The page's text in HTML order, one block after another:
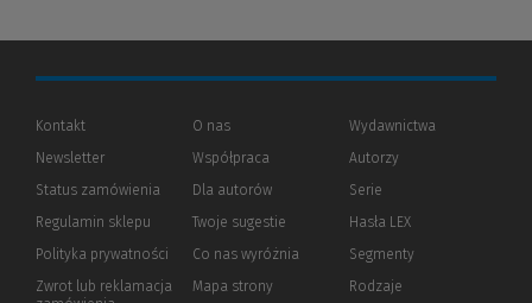
Kontakt
Newsletter
Status zamówienia
Regulamin sklepu
Polityka prywatności (Nowe
(Link
innej
Zwrot lub reklamacja
O nas
Współpraca
Dla autorów(Nowe
(Link
innej
strony)
Twoje sugestie
Co nas wyróżnia
Mapa strony
Wydawnictwa
Autorzy
Serie
Hasła LEX
Segmenty
Rodzaje